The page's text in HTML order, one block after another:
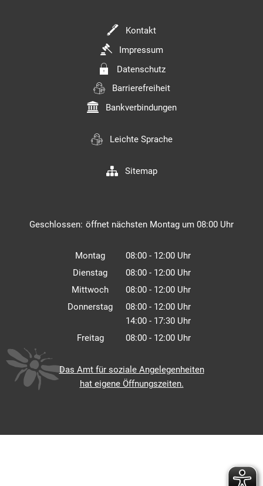
Kontakt
Impressum
Datenschutz
Barrierefreiheit
Bankverbindungen
Leichte Sprache
Sitemap
Klicken, um weitere Öffnungs- oder Schließzeiten
Geschlossen: öffnet nächsten Montag um 08:00 Uhr
Montag 08:00- 12:00Uhr
Von 08:00 bis 12:00 Uhr
Dienstag 08:00- 12:00Uhr
Von 08:00 bis 12:00 Uhr
Mittwoch 08:00- 12:00Uhr
Von 08:00 bis 12:00 Uhr
Donnerstag 08:00- 12:00Uhr
Von 08:00 bis 12:00 Uhr
14:00- 17:30Uhr
Von 14:00 bis 17:30 Uhr
Freitag 08:00- 12:00Uhr
Das Amt für soziale Angelegenheiten
hat eigene Öffnungszeiten.